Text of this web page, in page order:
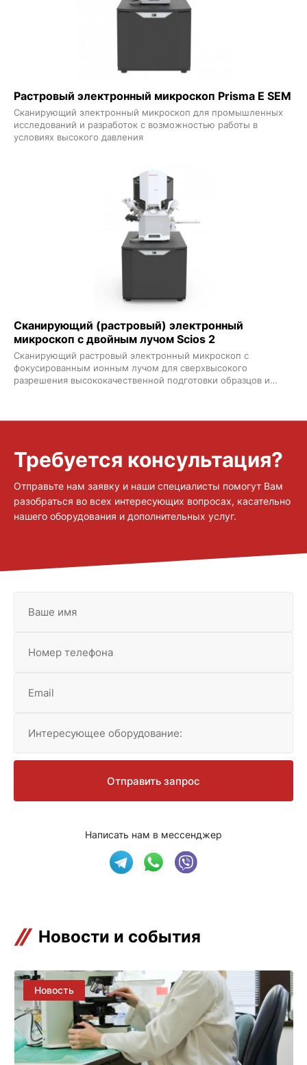
Растровый электронный микроскоп Prisma E SEM
Сканирующий электронный микроскоп для промышленных
исследований и разработок с возможностью работы в
условиях высокого давления
Сканирующий (растровый) электронный
микроскоп с двойным лучом Scios 2
Сканирующий растровый электронный микроскоп с
фокусированным ионным лучом для сверхвысокого
разрешения высококачественной подготовки образцов и
Требуется консультация?
Отправьте нам заявку и наши специалисты помогут Вам
разобраться во всех интересующих вопросах, касательно
нашего оборудования и дополнительных услуг.
Ваше имя
Номер телефона
Email
Интересующее оборудование:
Написать нам в мессенджер
Отправить запрос
Новости и события